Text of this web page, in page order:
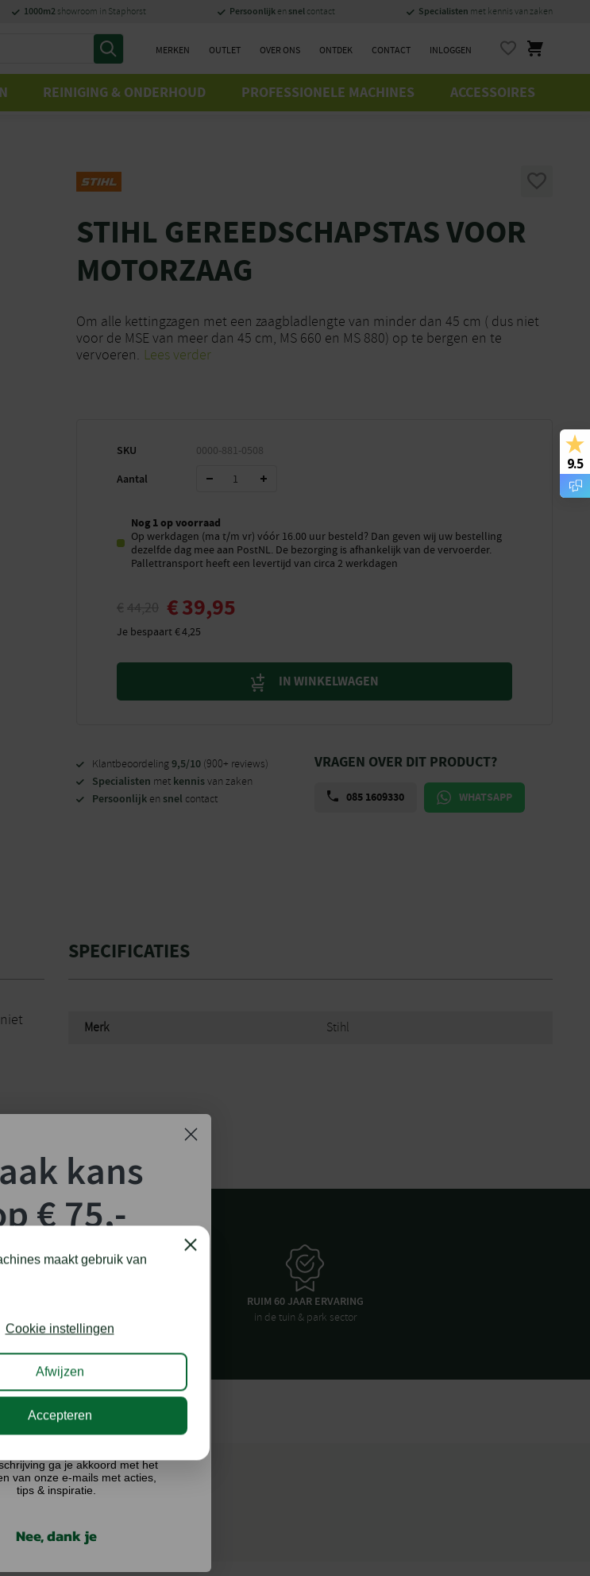
1000m2 showroom in Staphorst Persoonlijk en snel contact Specialisten met kennis van zaken
MERKEN OUTLET OVER ONS ONTDEK CONTACT INLOGGEN
REINIGING & ONDERHOUD PROFESSIONELE MACHINES ACCESSOIRES
STIHL GEREEDSCHAPSTAS VOOR
MOTORZAAG
Om alle kettingzagen met een zaagbladlengte van minder dan 45 cm ( dus niet
voor de MSE van meer dan 45 cm, MS 660 en MS 880) op te bergen en te
vervoeren. Lees verder
SKU 0000-881-0508
Aantal
Nog 1 op voorraad
Op werkdagen (ma t/m vr) vóór 16.00 uur besteld? Dan geven wij uw bestelling
dezelfde dag mee aan PostNL. De bezorging is afhankelijk van de vervoerder.
Pallettransport heeft een levertijd van circa 2 werkdagen
€44,20 €39,95
Je bespaart€4,25
IN WINKELWAGEN
Klantbeoordeling9,5/10 (900+ reviews)
Specialisten met kennisvan zaken
Persoonlijk en snel contact
VRAGEN OVER DIT PRODUCT?
085 1609330 WHATSAPP
SPECIFICATIES
Merk Stihl
RUIM 60 JAAR ERVARING
in de tuin & park sector
9.5
maakt gebruik van
Close
Cookie instellingen
Afwijzen
Accepteren
kans
€ 75,-
doe graag mee!
ga je akkoord met het
van onze e-mails met acties,
tips & inspiratie.
Nee, dank je